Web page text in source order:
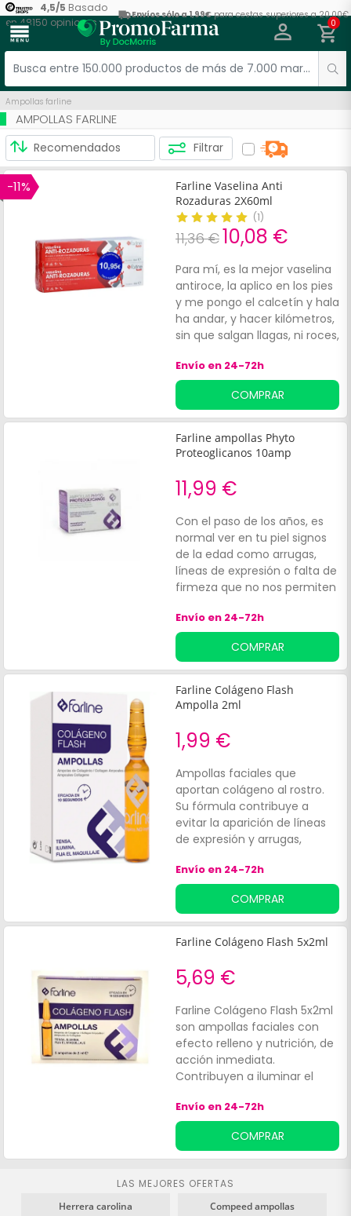
4,5/5 Basado
en48150 opiniones
Envíos sólo a 1,99€para cestas superiores a 20,00€
menu 0
Ampollas farline
AMPOLLAS FARLINE
Filtrar
-11%
Farline Vaselina Anti
Rozaduras 2X60ml
(1)
11,36 €10,08 €
Para mí, es la mejor vaselina
antiroce, la aplico en los pies
y me pongo el calcetín y hala
ha andar, y hacer kilómetros,
sin que salgan llagas, ni roces,
caminatas tipo Camino de
Santiago.
Envío en 24-72h
COMPRAR
Farline ampollas Phyto
Proteoglicanos 10amp
11,99 €
Con el paso de los años, es
normal ver en tu piel signos
de la edad como arrugas,
líneas de expresión o falta de
firmeza que no nos permiten
Existen productos que nos
pueden ayudar a reducir los
signos del envejecimiento,
como Farline Phyto
Proteoglicanos. Farline Phyto
Proteoglicanos es un
elaborado con ingredientes
100% naurales, rico
en proteoglicanos, que ayuda
a aportar firmeza y
rejuvenecer la piel.
Contribuye a reducir las
arrugas y los singos de la
edad.*Envase de 10 ampollas.
¡Farline Phyto Proteoglicanos
te ayuda a lucir la piel que
Envío en 24-72h
COMPRAR
Farline Colágeno Flash
Ampolla 2ml
1,99 €
Ampollas faciales que
aportan colágeno al rostro.
Su fórmula contribuye a
evitar la aparición de líneas
de expresión y arrugas,
aspecto luminoso y terso en
el rostro.
Envío en 24-72h
COMPRAR
Farline Colágeno Flash 5x2ml
5,69 €
Farline Colágeno Flash 5x2ml
son ampollas faciales con
efecto relleno y nutrición, de
acción inmediata.
Contribuyen a iluminar el
efectos nocivos de los
radicales libres.
Envío en 24-72h
COMPRAR
LAS MEJORES OFERTAS
Herrera carolina
Compeed ampollas